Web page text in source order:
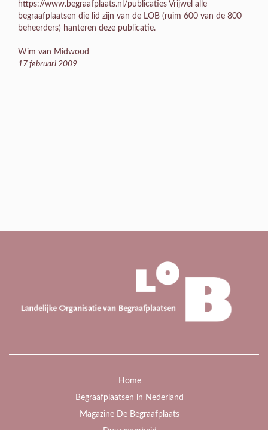
https://www.begraafplaats.nl/publicaties Vrijwel alle
begraafplaatsen die lid zijn van de LOB (ruim 600 van de 800
beheerders) hanteren deze publicatie.
Wim van Midwoud
17 februari 2009
Home
Begraafplaatsen in Nederland
Magazine De Begraafplaats